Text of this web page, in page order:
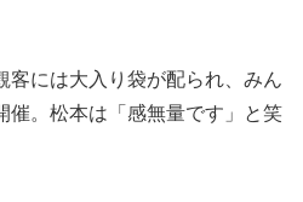
客には大入り袋が配られ、みん
催。松本は「感無量です」と笑